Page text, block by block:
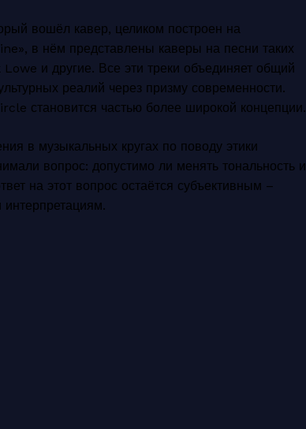
вошёл кавер, целиком построен на
в нём представлены каверы на песни таких
и другие. Все эти треки объединяет общий
реалий через призму современности.
становится частью более широкой концепции.
в музыкальных кругах по поводу этики
вопрос: допустимо ли менять тональность и
на этот вопрос остаётся субъективным –